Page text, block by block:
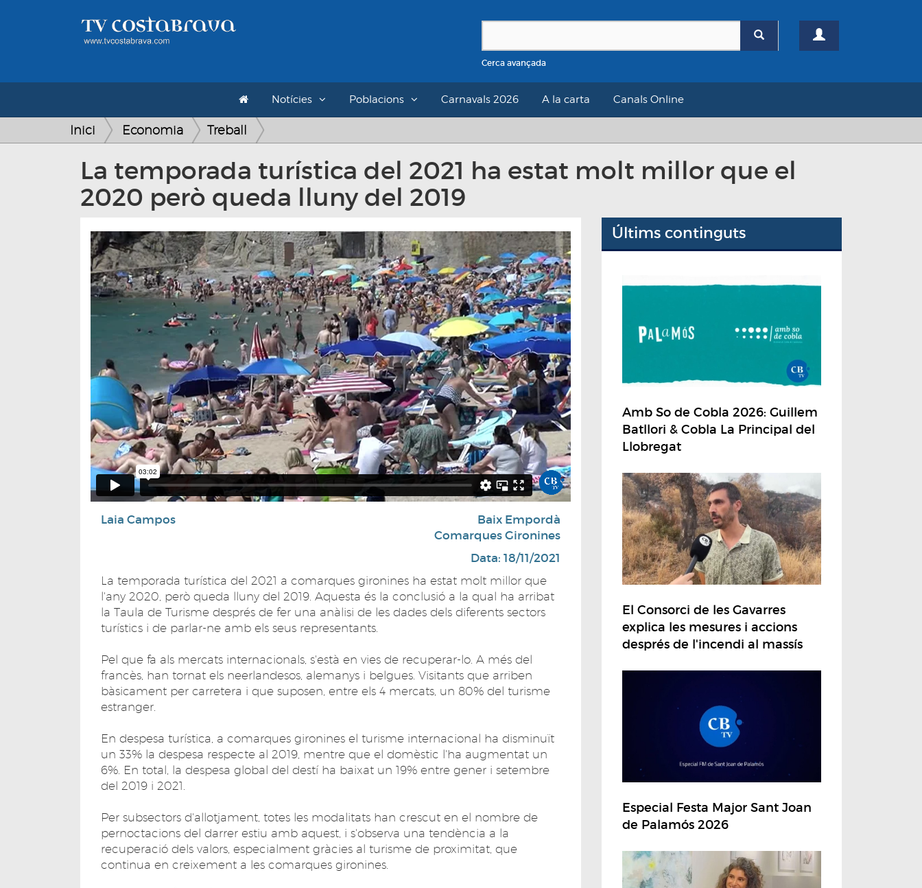
Cerca avançada
Notícies Poblacions Carnavals 2026 A la carta Canals Online
Inici Economia Treball
La temporada turística del 2021 ha estat molt millor que el
2020 però queda lluny del 2019
Laia Campos
Baix Empordà
Comarques Gironines
Data: 18/11/2021
La temporada turística del 2021 a comarques gironines ha estat molt millor que
l'any 2020, però queda lluny del 2019. Aquesta és la conclusió a la qual ha arribat
la Taula de Turisme després de fer una anàlisi de les dades dels diferents sectors
turístics i de parlar-ne amb els seus representants.
Pel que fa als mercats internacionals, s'està en vies de recuperar-lo. A més del
francès, han tornat els neerlandesos, alemanys i belgues. Visitants que arriben
bàsicament per carretera i que suposen, entre els 4 mercats, un 80% del turisme
estranger.
En despesa turística, a comarques gironines el turisme internacional ha disminuït
un 33% la despesa respecte al 2019, mentre que el domèstic l'ha augmentat un
6%. En total, la despesa global del destí ha baixat un 19% entre gener i setembre
del 2019 i 2021.
Per subsectors d'allotjament, totes les modalitats han crescut en el nombre de
pernoctacions del darrer estiu amb aquest, i s'observa una tendència a la
recuperació dels valors, especialment gràcies al turisme de proximitat, que
continua en creixement a les comarques gironines.
Últims continguts
Amb So de Cobla 2026: Guillem
Batllori & Cobla La Principal del
Llobregat
El Consorci de les Gavarres
explica les mesures i accions
després de l'incendi al massís
Especial Festa Major Sant Joan
de Palamós 2026